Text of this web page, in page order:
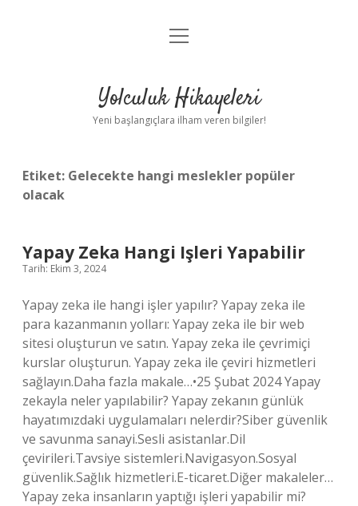
Anasayfa
Yasal Uyarı
menüyü
Yolculuk Hikayeleri
Yeni başlangıçlara ilham veren bilgiler!
Etiket: Gelecekte hangi meslekler popüler
olacak
Yapay Zeka Hangi Işleri Yapabilir
Tarih: Ekim 3, 2024
Yapay zeka ile hangi işler yapılır? Yapay zeka ile
para kazanmanın yolları: Yapay zeka ile bir web
sitesi oluşturun ve satın. Yapay zeka ile çevrimiçi
kurslar oluşturun. Yapay zeka ile çeviri hizmetleri
sağlayın.Daha fazla makale…•25 Şubat 2024 Yapay
zekayla neler yapılabilir? Yapay zekanın günlük
hayatımızdaki uygulamaları nelerdir?Siber güvenlik
ve savunma sanayi.Sesli asistanlar.Dil
çevirileri.Tavsiye sistemleri.Navigasyon.Sosyal
güvenlik.Sağlık hizmetleri.E-ticaret.Diğer makaleler…
Yapay zeka insanların yaptığı işleri yapabilir mi?